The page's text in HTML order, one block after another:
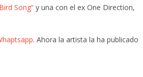
Song” y una con el ex One Direction,
. Ahora la artista la ha publicado